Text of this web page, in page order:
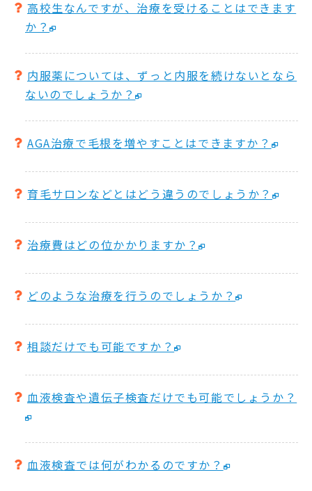
高校生なんですが、治療を受けることはできます
か？
内服薬については、ずっと内服を続けないとなら
ないのでしょうか？
AGA治療で毛根を増やすことはできますか？
育毛サロンなどとはどう違うのでしょうか？
治療費はどの位かかりますか？
どのような治療を行うのでしょうか？
相談だけでも可能ですか？
血液検査や遺伝子検査だけでも可能でしょうか？
血液検査では何がわかるのですか？